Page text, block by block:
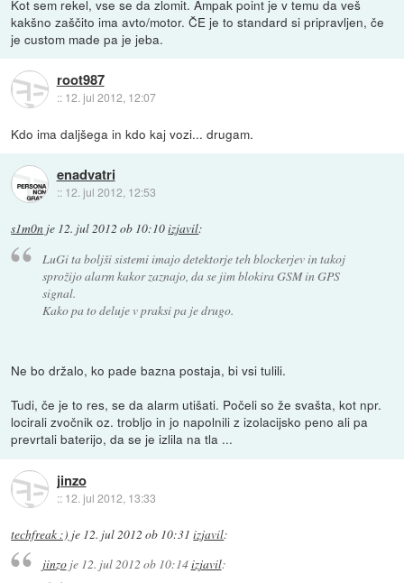
Kot sem rekel, vse se da zlomit. Ampak point je v temu da veš
kakšno zaščito ima avto/motor. ČE je to standard si pripravljen, če
je custom made pa je jeba.
root987
:: 12. jul 2012, 12:07
Kdo ima daljšega in kdo kaj vozi... drugam.
enadvatri
:: 12. jul 2012, 12:53
s1m0n je 12. jul 2012 ob 10:10izjavil:
LuGi ta boljši sistemi imajo detektorje teh blockerjev in takoj
sprožijo alarm kakor zaznajo, da se jim blokira GSM in GPS
signal.
Kako pa to deluje v praksi pa je drugo.
Ne bo držalo, ko pade bazna postaja, bi vsi tulili.
Tudi, če je to res, se da alarm utišati. Počeli so že svašta, kot npr.
locirali zvočnik oz. trobljo in jo napolnili z izolacijsko peno ali pa
prevrtali baterijo, da se je izlila na tla ...
jinzo
:: 12. jul 2012, 13:33
techfreak :) je 12. jul 2012 ob 10:31 izjavil:
jinzoje 12. jul 2012 ob 10:14izjavil: